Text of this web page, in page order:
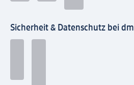
Sicherheit & Datenschutz bei dm